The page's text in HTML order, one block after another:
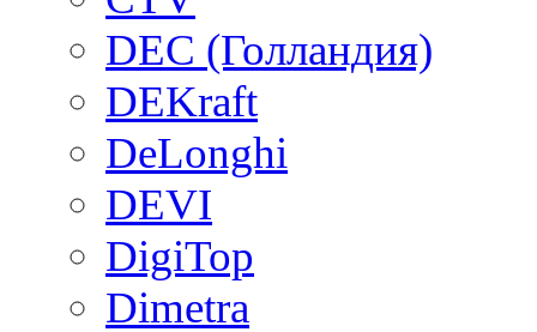
DEC (Голландия)
DEKraft
DeLonghi
DEVI
DigiTop
Dimetra